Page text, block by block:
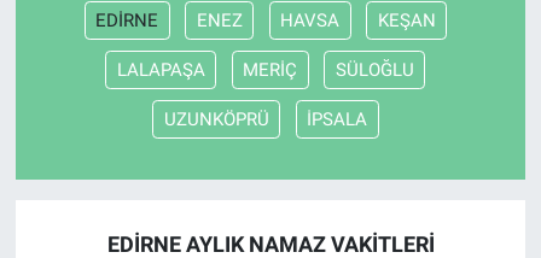
EDİRNE ENEZ HAVSA KEŞAN
LALAPAŞA MERİÇ SÜLOĞLU
UZUNKÖPRÜ İPSALA
EDİRNE AYLIK NAMAZ VAKITLERI